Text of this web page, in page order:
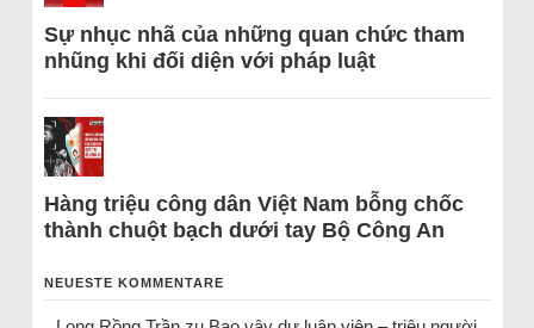
Sự nhục nhã của những quan chức tham
nhũng khi đối diện với pháp luật
Hàng triệu công dân Việt Nam bỗng chốc
thành chuột bạch dưới tay Bộ Công An
NEUESTE KOMMENTARE